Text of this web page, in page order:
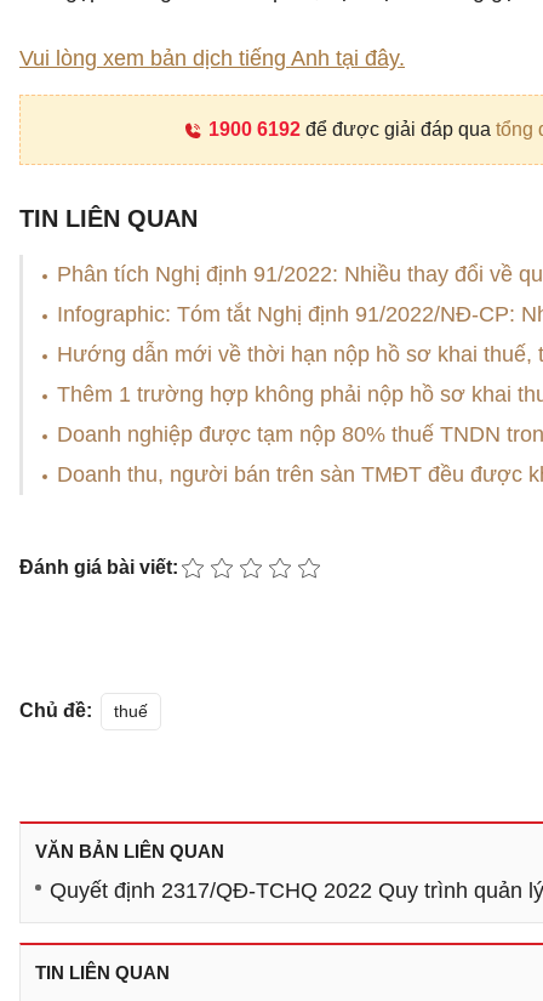
Vui lòng xem bản dịch tiếng Anh tại đây.
1900 6192để được giải đáp qua tổng
TIN LIÊN QUAN
Phân tích Nghị định 91/2022: Nhiều thay đổi về
Infographic: Tóm tắt Nghị định 91/2022/NĐ-CP:
Hướng dẫn mới về thời hạn nộp hồ sơ khai thuế,
Thêm 1 trường hợp không phải nộp hồ sơ khai
Doanh nghiệp được tạm nộp 80% thuế TNDN
Doanh thu, người bán trên sàn TMĐT đều được
Đánh giá bài viết:
Chủ đề: thuế
VĂN BẢN LIÊN QUAN
Quyết định 2317/QĐ-TCHQ 2022 Quy trình quản
TIN LIÊN QUAN